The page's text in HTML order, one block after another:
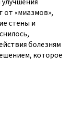
от «миазмов»,
стены и
болезням
которое